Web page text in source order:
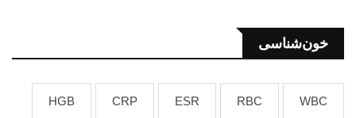
خون‌شناسی
WBC
RBC
ESR
CRP
HGB